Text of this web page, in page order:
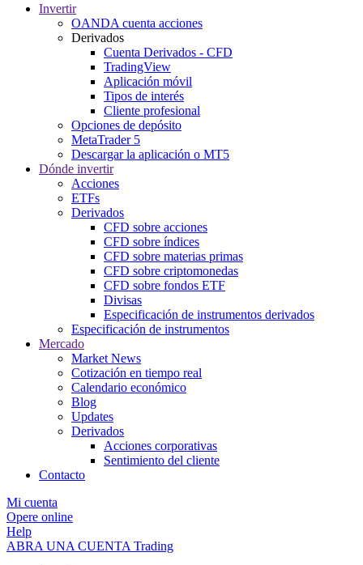
Invertir
OANDA cuenta acciones
Derivados
Cuenta Derivados - CFD
TradingView
Aplicación móvil
Tipos de interés
Cliente profesional
Opciones de depósito
MetaTrader 5
Descargar la aplicación o MT5
Dónde invertir
Acciones
ETFs
Derivados
CFD sobre acciones
CFD sobre índices
CFD sobre materias primas
CFD sobre criptomonedas
CFD sobre fondos ETF
Divisas
Especificación de instrumentos derivados
Especificación de instrumentos
Mercado
Market News
Cotización en tiempo real
Calendario económico
Blog
Updates
Derivados
Acciones corporativas
Sentimiento del cliente
Contacto
Mi cuenta
Opere online
Help
ABRA UNA CUENTA Trading